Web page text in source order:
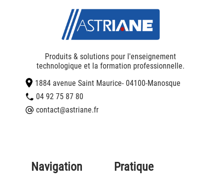
Produits & solutions pour l'enseignement
technologique et la formation professionnelle.
1884 avenue Saint Maurice- 04100-Manosque
04 92 75 87 80
contact@astriane.fr
Navigation Pratique